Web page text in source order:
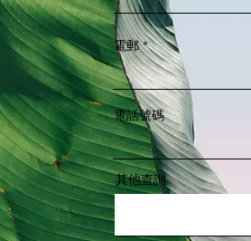
電郵
電話號碼
其他查詢